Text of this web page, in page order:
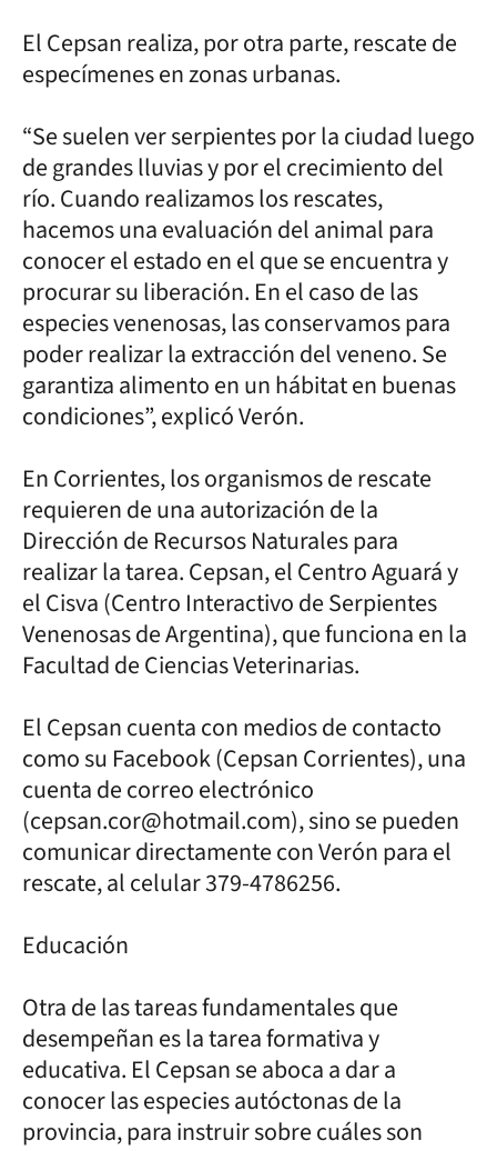
El Cepsan realiza, por otra parte, rescate de
especímenes en zonas urbanas.
“Se suelen ver serpientes por la ciudad luego
de grandes lluvias y por el crecimiento del
río. Cuando realizamos los rescates,
hacemos una evaluación del animal para
conocer el estado en el que se encuentra y
procurar su liberación. En el caso de las
especies venenosas, las conservamos para
poder realizar la extracción del veneno. Se
garantiza alimento en un hábitat en buenas
condiciones”, explicó Verón.
En Corrientes, los organismos de rescate
requieren de una autorización de la
Dirección de Recursos Naturales para
realizar la tarea. Cepsan, el Centro Aguará y
el Cisva (Centro Interactivo de Serpientes
Venenosas de Argentina), que funciona en la
Facultad de Ciencias Veterinarias.
El Cepsan cuenta con medios de contacto
como su Facebook (Cepsan Corrientes), una
cuenta de correo electrónico
(cepsan.cor@hotmail.com), sino se pueden
comunicar directamente con Verón para el
rescate, al celular 379-4786256.
Educación
Otra de las tareas fundamentales que
desempeñan es la tarea formativa y
educativa. El Cepsan se aboca a dar a
conocer las especies autóctonas de la
provincia, para instruir sobre cuáles son